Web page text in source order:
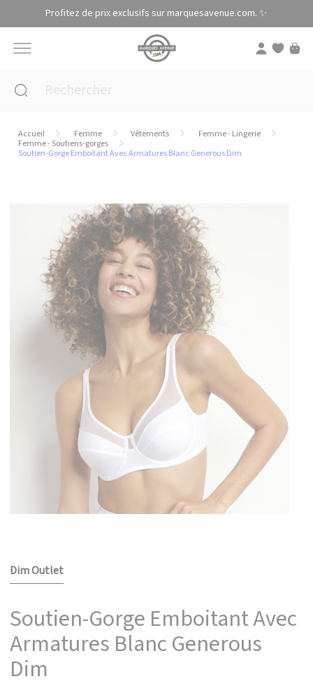
Profitez de prix exclusifs sur marquesavenue.com. ✨
Accueil Femme Vêtements
Femme - Lingerie
Femme - Soutiens-gorges
Soutien-Gorge Emboitant Avec Armatures Blanc Generous Dim
Dim Outlet
Soutien-Gorge Emboitant Avec
Armatures Blanc Generous
Dim
Panneau de gestion des cookies